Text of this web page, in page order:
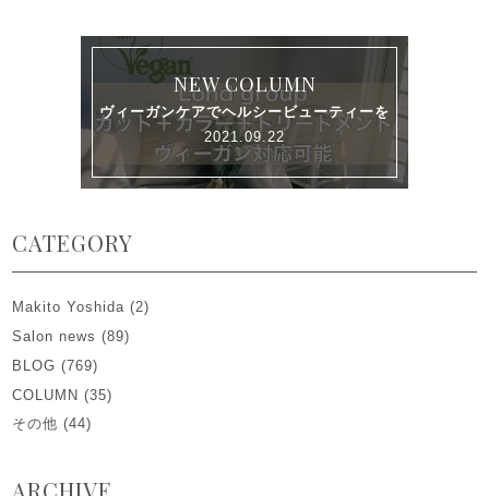
NEW COLUMN
ヴィーガンケアでヘルシービューティーを
2021.09.22
CATEGORY
Makito Yoshida (2)
Salon news (89)
BLOG (769)
COLUMN (35)
その他 (44)